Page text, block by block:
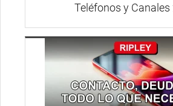
Teléfonos y Canales